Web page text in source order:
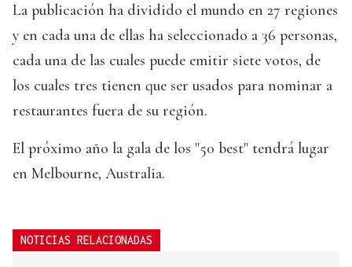
La publicación ha dividido el mundo en 27 regiones
y en cada una de ellas ha seleccionado a 36 personas,
cada una de las cuales puede emitir siete votos, de
los cuales tres tienen que ser usados para nominar a
restaurantes fuera de su región.
El próximo año la gala de los "50 best" tendrá lugar
en Melbourne, Australia.
NOTICIAS RELACIONADAS